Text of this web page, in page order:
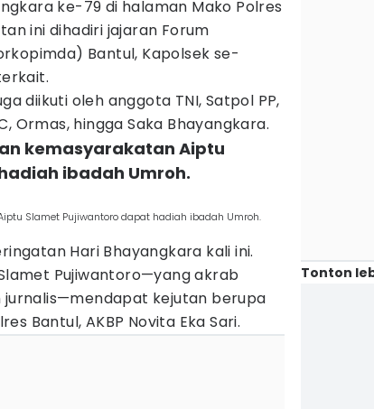
ke-79 di halaman Mako Polres
ini dihadiri jajaran Forum
Bantul, Kapolsek se-
diikuti oleh anggota TNI, Satpol PP,
Ormas, hingga Saka Bhayangkara.
kemasyarakatan Aiptu
ibadah Umroh.
Slamet Pujiwantoro dapat hadiah ibadah Umroh.
Hari Bhayangkara kali ini.
Pujiwantoro—yang akrab
jurnalis—mendapat kejutan berupa
Bantul, AKBP Novita Eka Sari.
Tonton